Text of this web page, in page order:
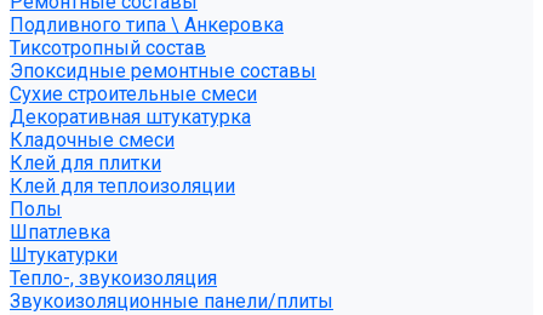
Подливного типа \ Анкеровка
Тиксотропный состав
Эпоксидные ремонтные составы
Сухие строительные смеси
Декоративная штукатурка
Кладочные смеси
Клей для плитки
Клей для теплоизоляции
Полы
Шпатлевка
Штукатурки
Тепло-, звукоизоляция
Звукоизоляционные панели/плиты